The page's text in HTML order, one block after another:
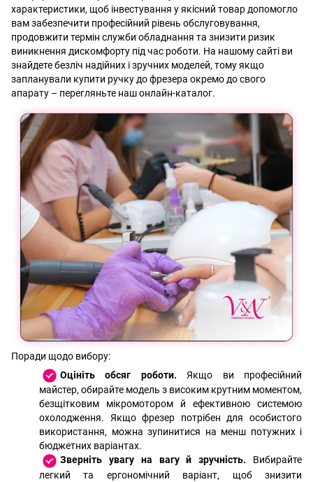
характеристики, щоб інвестування у якісний товар допомогло
вам забезпечити професійний рівень обслуговування,
продовжити термін служби обладнання та знизити ризик
виникнення дискомфорту під час роботи. На нашому сайті ви
знайдете безліч надійних і зручних моделей, тому якщо
запланували купити ручку до фрезера окремо до свого
апарату – перегляньте наш онлайн-каталог.
Поради щодо вибору:
Оцініть обсяг роботи. Якщо ви професійний
майстер, обирайте модель з високим крутним моментом,
безщітковим мікромотором й ефективною системою
охолодження. Якщо фрезер потрібен для особистого
використання, можна зупинитися на менш потужних і
бюджетних варіантах.
Зверніть увагу на вагу й зручність. Вибирайте
легкий та ергономічний варіант, щоб знизити